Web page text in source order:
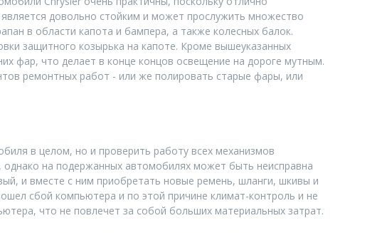
довольно стойким и может прослужить множество
в области капота и бампера, а также колесных балок.
защитного козырька на капоте. Кроме вышеуказанных
фар, что делает в конце концов освещение на дороге мутным.
ремонтных работ - или же полировать старые фары, или
в целом, но и проверить работу всех механизмов
на подержанных автомобилях может быть неисправна
и вместе с ним приобретать новые ремень, шланги, шкивы и
сбой компьютера и по этой причине климат-контроль и не
что не повлечет за собой больших материальных затрат.